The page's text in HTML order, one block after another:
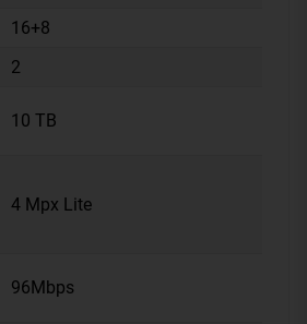
16+8
2
10 TB
4 Mpx Lite
96Mbps